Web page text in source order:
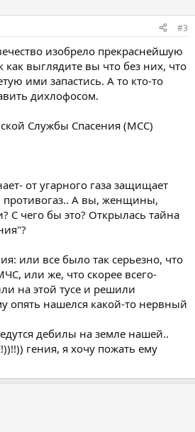
#3
изобрело прекраснейшую
как выглядите вы что без них, что
ими запастись. А то кто-то
дихлофосом.
Службы Спасения (МСС)
от угарного газа защищает
А вы, женщины,
С чего бы это? Открылась тайна
или все было так серьезно, что
или же, что скорее всего-
на этой тусе и решили
опять нашелся какой-то нервный
дебилы на земле нашей..
гения, я хочу пожать ему